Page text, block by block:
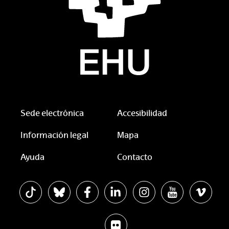
Sede electrónica Accesibilidad
Información legal Mapa
Ayuda Contacto
La EHU en Tiktok
La EHU en Bluesky
La EHU en Facebook
La EHU en Linkedin
La EHU en Instagram
La EHU en
La